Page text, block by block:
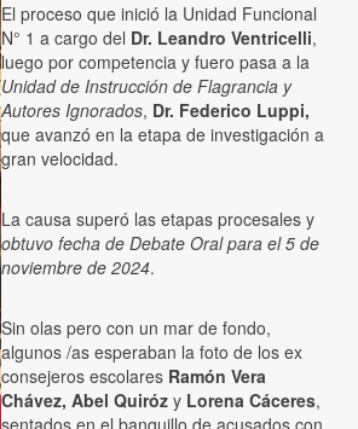
El proceso que inició la Unidad Funcional
N° 1 a cargo del Dr. Leandro Ventricelli,
luego por competencia y fuero pasa a la
Unidad de Instrucción de Flagrancia y
Autores Ignorados, Dr. Federico Luppi,
que avanzó en la etapa de investigación a
gran velocidad.
La causa superó las etapas procesales y
obtuvo fecha de Debate Oral para el 5 de
noviembre de 2024.
Sin olas pero con un mar de fondo,
algunos /as esperaban la foto de los ex
consejeros escolares Ramón Vera
Chávez, Abel Quiróz y Lorena Cáceres,